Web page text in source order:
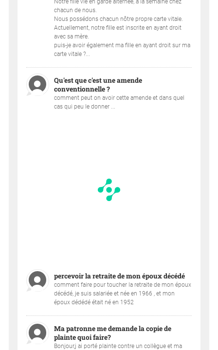
chacun de nous.
Nous possédons chacun nôtre propre carte vitale.
Actuellement, notre fille est inscrite en ayant droit
avec sa mère.
puis-je avoir également ma fille en ayant droit sur ma
carte vitale ?...
Qu'est que c'est une amende
conventionnelle ?
comment peut on avoir cette amende et dans quel
cas qui peu le donner ...
percevoir la retraite de mon époux décédé
comment faire pour toucher la retraite de mon époux
décédé, je suis salariée et née en 1966 , et mon
époux dédédé était né en 1952
Ma patronne me demande la copie de
plainte quoi faire?
Bonjour,j ai porté plainte contre un collègue et ma